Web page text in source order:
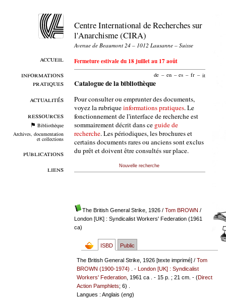
accueil
informations
pratiques
actualités
ressources
Bibliothèque
Archives, documentation
et collections
publications
liens
Centre International de Recherches sur
l'Anarchisme (CIRA)
Avenue de Beaumont 24 – 1012 Lausanne – Suisse
Fermeture estivale du 18 juillet au 17 août
de – en – es – fr – it
Catalogue de la bibliothèque
Pour consulter ou emprunter des documents,
voyez la rubriqueinformations pratiques. Le
fonctionnement de l'interface de recherche est
sommairement décrit dans ce guide de
recherche. Les périodiques, les brochures et
certains documents rares ou anciens sont exclus
du prêt et doivent être consultés sur place.
Nouvelle recherche
The British General Strike, 1926/ Tom BROWN /
London [UK] : Syndicalist Workers' Federation (1961
ca)
ISBD Public
The British General Strike, 1926 [texte imprimé] /Tom
BROWN (1900-1974)
. -London [UK] : Syndicalist
Workers' Federation , 1961 ca . - 15 p. ; 21 cm. - (Direct
Action Pamphlets; 6) .
Langues : Anglais (eng)